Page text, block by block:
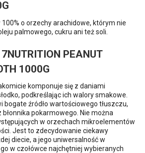
100% o orzechy arachidowe, którym nie
palmowego, cukru ani też soli.
PEANUT
1000G
komponuje się z daniami
podkreślając ich walory smakowe.
bogate źródło wartościowego tłuszczu,
błonnika pokarmowego. Nie można
w orzechach mikroelementów
Jest to zdecydowanie ciekawy
diecie, a jego uniwersalność w
w czołówce najchętniej wybieranych